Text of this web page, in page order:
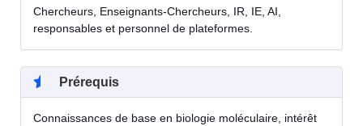
Chercheurs, Enseignants-Chercheurs, IR, IE, AI,
responsables et personnel de plateformes.
Prérequis
Connaissances de base en biologie moléculaire, intérêt